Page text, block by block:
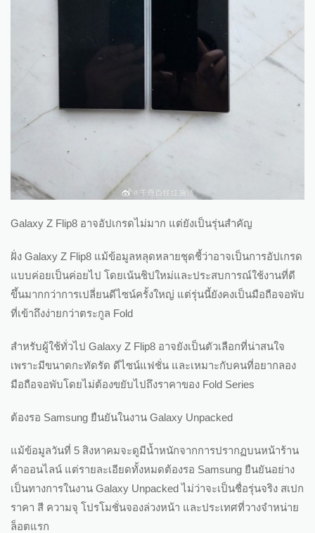
Galaxy Z Flip8 อาจอัปเกรดไม่มาก แต่ยังเป็นรุ่นสำคัญ
ฝั่ง Galaxy Z Flip8 แม้ข้อมูลหลุดหลายชุดชี้ว่าอาจเป็นการอัปเกรด
แบบค่อยเป็นค่อยไป โดยเน้นชิปใหม่และประสบการณ์ใช้งานที่ดี
ขึ้นมากกว่าการเปลี่ยนดีไซน์ครั้งใหญ่ แต่รุ่นนี้ยังคงเป็นมือถือจอพับ
ที่เข้าถึงง่ายกว่าตระกูล Fold
สำหรับผู้ใช้ทั่วไป Galaxy Z Flip8 อาจยังเป็นตัวเลือกที่น่าสนใจ
เพราะมีขนาดกะทัดรัด ดีไซน์แฟชั่น และเหมาะกับคนที่อยากลอง
มือถือจอพับโดยไม่ต้องขยับไปถึงราคาของ Fold Series
ต้องรอ Samsung ยืนยันในงาน Galaxy Unpacked
แม้ข้อมูลวันที่ 5 สิงหาคมจะดูมีน้ำหนักจากการปรากฏบนหน้าร้าน
ค้าออนไลน์ แต่รายละเอียดทั้งหมดต้องรอ Samsung ยืนยันอย่าง
เป็นทางการในงาน Galaxy Unpacked ไม่ว่าจะเป็นชื่อรุ่นจริง สเปก
ราคา สี ความจุ โปรโมชั่นจองล่วงหน้า และประเทศที่วางจำหน่าย
ล็อตแรก